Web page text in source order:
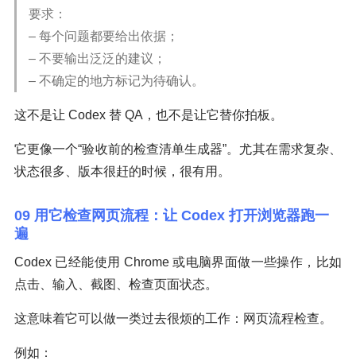
要求：
– 每个问题都要给出依据；
– 不要输出泛泛的建议；
– 不确定的地方标记为待确认。
这不是让 Codex 替 QA，也不是让它替你拍板。
它更像一个“验收前的检查清单生成器”。尤其在需求复杂、
状态很多、版本很赶的时候，很有用。
09 用它检查网页流程：让 Codex 打开浏览器跑一
遍
Codex 已经能使用 Chrome 或电脑界面做一些操作，比如
点击、输入、截图、检查页面状态。
这意味着它可以做一类过去很烦的工作：网页流程检查。
例如：